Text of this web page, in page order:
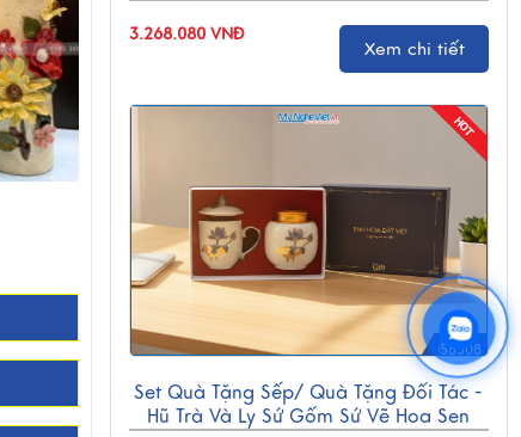
3.268.080 VNĐ
Xem chi tiết
55508
Set Quà Tặng Sếp/ Quà Tặng Đối Tác -
Hũ Trà Và Ly Sứ Gốm Sứ Vẽ Hoa Sen